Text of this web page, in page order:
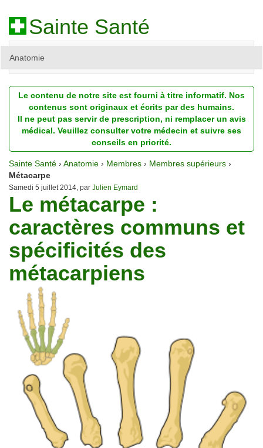
Sainte Santé
Anatomie
Diagnostic
Dossiers
Homéopathie
Nutrition
Pathologie
Psychologie
Recherches
Traitements
Le contenu de notre site est fourni à titre informatif. Nos
contenus sont originaux et écrits par des humains.
Il ne peut pas servir de prescription, ni remplacer un avis
médical. Veuillez consulter votre médecin et suivre ses
conseils en priorité.
Sainte Santé › Anatomie › Membres › Membres supérieurs ›
Métacarpe
Samedi 5 juillet 2014, par Julien Eymard
Le métacarpe :
caractères communs et
spécificités des
métacarpiens